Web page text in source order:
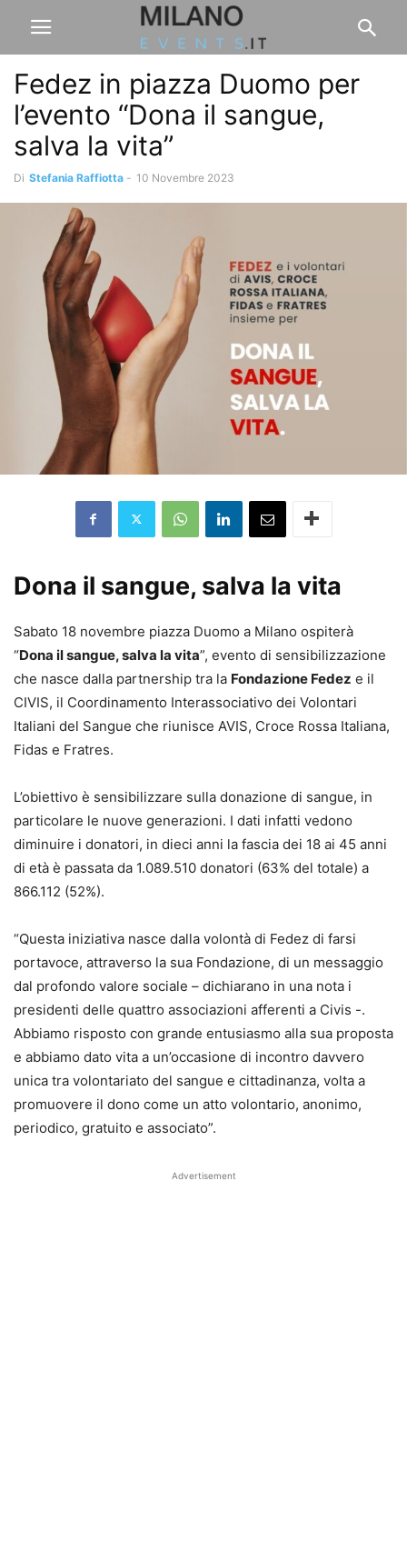
Fedez in piazza Duomo per
l’evento “Dona il sangue,
salva la vita”
Di Stefania Raffiotta - 10 Novembre 2023
Dona il sangue, salva la vita
Sabato 18 novembre piazza Duomo a Milano ospiterà
“Dona il sangue, salva la vita”, evento di sensibilizzazione
che nasce dalla partnership tra la Fondazione Fedez e il
CIVIS, il Coordinamento Interassociativo dei Volontari
Italiani del Sangue che riunisce AVIS, Croce Rossa Italiana,
Fidas e Fratres.
L’obiettivo è sensibilizzare sulla donazione di sangue, in
particolare le nuove generazioni. I dati infatti vedono
diminuire i donatori, in dieci anni la fascia dei 18 ai 45 anni
di età è passata da 1.089.510 donatori (63% del totale) a
866.112 (52%).
“Questa iniziativa nasce dalla volontà di Fedez di farsi
portavoce, attraverso la sua Fondazione, di un messaggio
dal profondo valore sociale – dichiarano in una nota i
presidenti delle quattro associazioni afferenti a Civis -.
Abbiamo risposto con grande entusiasmo alla sua proposta
e abbiamo dato vita a un’occasione di incontro davvero
unica tra volontariato del sangue e cittadinanza, volta a
promuovere il dono come un atto volontario, anonimo,
periodico, gratuito e associato”.
Advertisement